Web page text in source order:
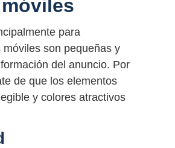
para
son pequeñas y
del anuncio. Por
de que los elementos
y colores atractivos